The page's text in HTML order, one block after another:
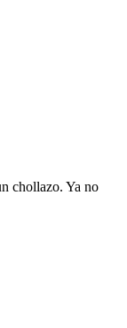
chollazo. Ya no